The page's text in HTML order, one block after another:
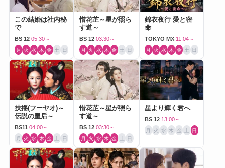
この結婚は社内秘
で
BS 12 05:30～
月 火 水 木 金 土 日
惜花芷～星が照ら
す道～
BS 12 03:30～
月 火 水 木 金 土 日
錦衣夜行 愛と密
命
TOKYO MX 11:04～
月 火 水 木 金 土 日
扶揺(フーヤオ)～
伝説の皇后～
BS11 04:00～
月 火 水 木 金 土 日
惜花芷～星が照ら
す道～
BS 12 03:30～
月 火 水 木 金 土 日
星より輝く君へ
BS 12 13:00～
月 火 水 木 金 土 日